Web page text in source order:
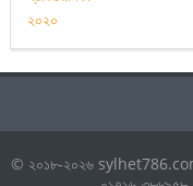
© ২০১৮-২০২৬ sylhet786.com